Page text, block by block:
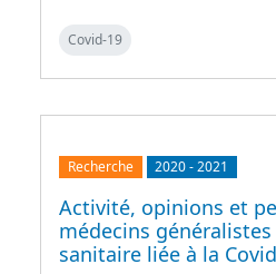
Covid-19
Recherche 2020-2021
Activité, opinions et
médecins
sanitaire liée à la